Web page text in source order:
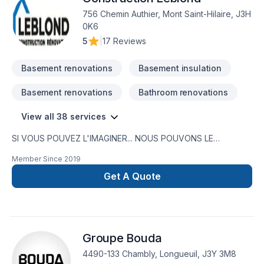
756 Chemin Authier, Mont Saint-Hilaire, J3H
0K6
5
17 Reviews
Basement renovations Basement insulation
Basement renovations Bathroom renovations
View all 38 services
SI VOUS POUVEZ L'IMAGINER... NOUS POUVONS LE
plus de 30 ans. Forts de cette expérience nous pouvons
vous aider à mener à bien vos projets.Voyez certaines de
nos réalisations au www.leblond.pro .Au plaisir de vous
Member Since 2019
Get A Quote
Groupe Bouda
4490-133 Chambly, Longueuil, J3Y 3M8